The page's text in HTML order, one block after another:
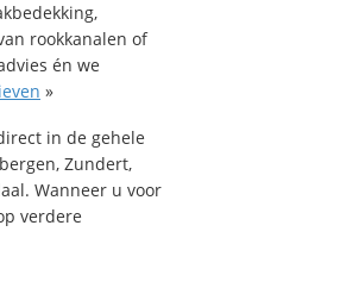
rookkanalen of
én we
»
in de gehele
Zundert,
Wanneer u voor
verdere